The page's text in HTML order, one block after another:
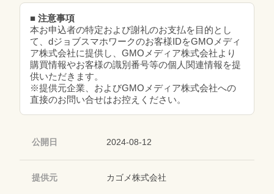
■ 注意事項
本お申込者の特定および謝礼のお支払を目的とし
て、dジョブスマホワークのお客様IDをGMOメディ
ア株式会社に提供し、GMOメディア株式会社より
購買情報やお客様の識別番号等の個人関連情報を提
供いただきます。
※提供元企業、およびGMOメディア株式会社への
直接のお問い合せはお控えください。
公開日 2024-08-12
提供元 カゴメ株式会社